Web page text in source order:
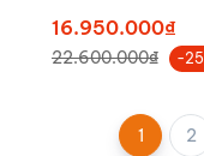
16.950.000₫
22.600.000₫ -
1 2